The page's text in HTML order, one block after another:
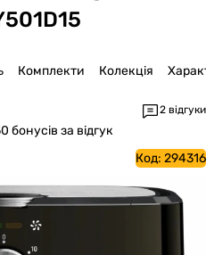
Комплекти Колекція
2 відгуки
бонусів за відгук
Код: 294316